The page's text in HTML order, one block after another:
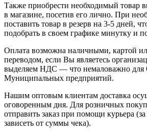
Также приобрести необходимый товар
в магазине, посетив его лично. При
поставить товар в резерв на 3-5 дней,
подобрать в своем графике минутку и
Оплата возможна наличными, картой
переводом, если Вы являетесь
выделяем НДС — что немаловажно для
Муниципальных предприятий.
Нашим оптовым клиентам доставка
оговоренным дня. Для розничных
отправить заказ при помощи курьера (за
зависеть от суммы чека).